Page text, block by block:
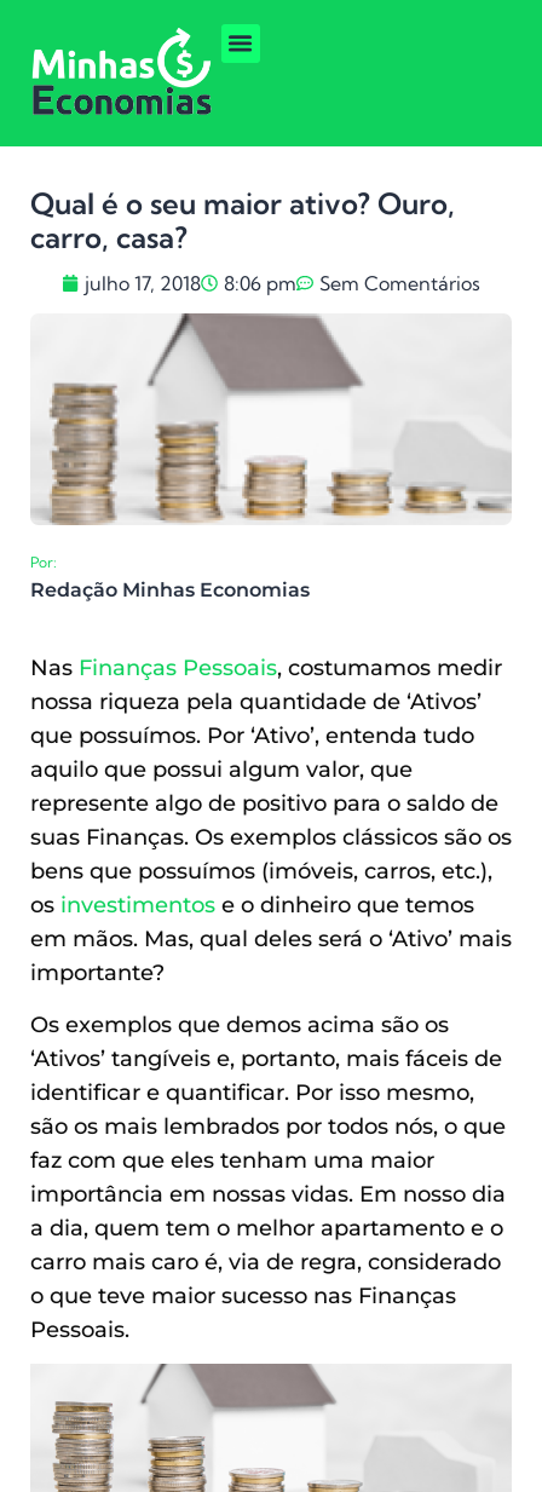
Qual é o seu maior ativo? Ouro,
carro, casa?
julho 17, 2018 8:06 pm Sem Comentários
Por:
Redação Minhas Economias
Nas Finanças Pessoais, costumamos medir
nossa riqueza pela quantidade de ‘Ativos’
que possuímos. Por ‘Ativo’, entenda tudo
aquilo que possui algum valor, que
represente algo de positivo para o saldo de
suas Finanças. Os exemplos clássicos são os
bens que possuímos (imóveis, carros, etc.),
os investimentos e o dinheiro que temos
em mãos. Mas, qual deles será o ‘Ativo’ mais
importante?
Os exemplos que demos acima são os
‘Ativos’ tangíveis e, portanto, mais fáceis de
identificar e quantificar. Por isso mesmo,
são os mais lembrados por todos nós, o que
faz com que eles tenham uma maior
importância em nossas vidas. Em nosso dia
a dia, quem tem o melhor apartamento e o
carro mais caro é, via de regra, considerado
o que teve maior sucesso nas Finanças
Pessoais.